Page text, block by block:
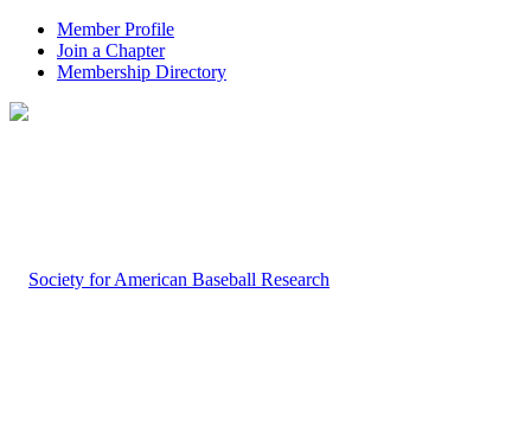
Member Profile
Join a Chapter
Membership Directory